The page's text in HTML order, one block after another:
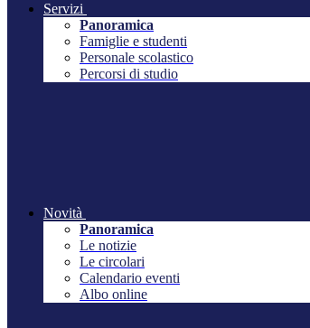
Servizi
Panoramica
Famiglie e studenti
Personale scolastico
Percorsi di studio
Novità
Panoramica
Le notizie
Le circolari
Calendario eventi
Albo online